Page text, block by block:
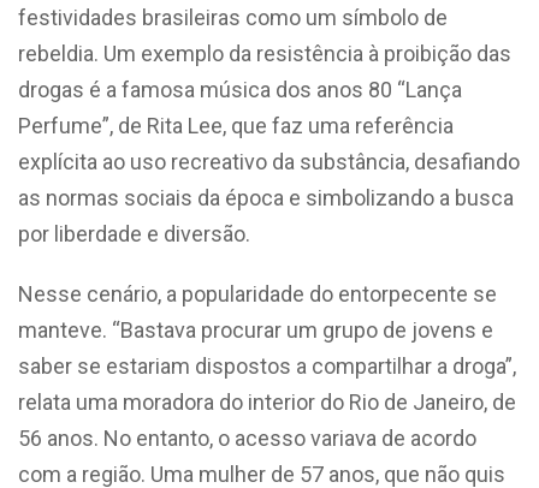
festividades brasileiras como um símbolo de
rebeldia. Um exemplo da resistência à proibição das
drogas é a famosa música dos anos 80 “Lança
Perfume”, de Rita Lee, que faz uma referência
explícita ao uso recreativo da substância, desafiando
as normas sociais da época e simbolizando a busca
por liberdade e diversão.
Nesse cenário, a popularidade do entorpecente se
manteve. “Bastava procurar um grupo de jovens e
saber se estariam dispostos a compartilhar a droga”,
relata uma moradora do interior do Rio de Janeiro, de
56 anos. No entanto, o acesso variava de acordo
com a região. Uma mulher de 57 anos, que não quis